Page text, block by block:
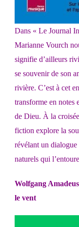
Dans « Le Journal
Marianne Vourch
signifie d’ailleurs
se souvenir de son
rivière. C’est à cet
transforme en notes
de Dieu. À la
fiction explore la
révélant un dialogue
naturels qui
Wolfgang
le vent